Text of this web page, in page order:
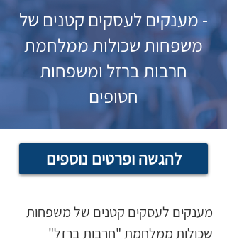
- מענקים לעסקים קטנים של
משפחות שכולות ממלחמת
חרבות ברזל ומשפחות
חטופים
להגשה ופרטים נוספים
מענקים לעסקים קטנים של משפחות
שכולות ממלחמת "חרבות ברזל"